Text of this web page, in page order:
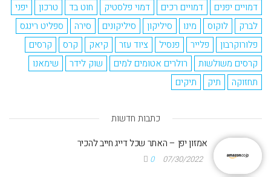
דמויים יפנים
דמויים רכים דמוי פלסטיק חוט בד טרכון
יפני
לברק
לוקוס מינו סיליקון סיליקונים סירה
ספליט רינגס
פלורוקרבון
פלייר פנסיל ציוד עזר קיאק קרס
קרסים
קרסים משולשות
רולרים אטומים למים שוק לידר
שימאנו
תחזוקה
תיק תיקים
כתבות חדשות
אמזון יפן – האתר שכל דייג חייב להכיר
07/30/2022
0